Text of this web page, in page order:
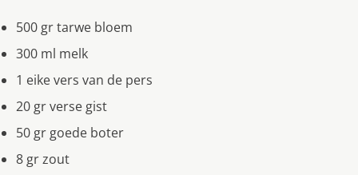
500 gr tarwe bloem
300 ml melk
1 eike vers van de pers
20 gr verse gist
50 gr goede boter
8 gr zout